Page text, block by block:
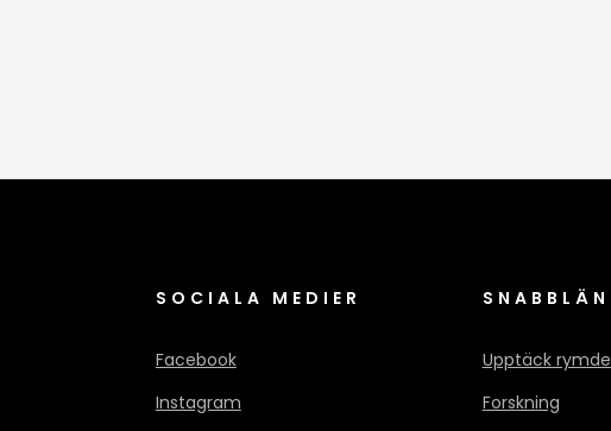
SOCIALA MEDIER
Facebook
Instagram
Upptäck
Forskning